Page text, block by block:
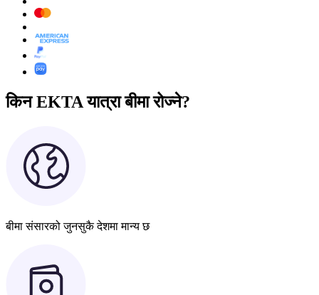
किन EKTA यात्रा बीमा रोज्ने?
बीमा संसारको जुनसुकै देशमा मान्य छ